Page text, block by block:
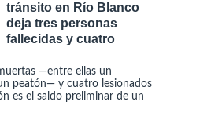
tránsito en Río Blanco
deja tres personas
fallecidas y cuatro
—entre ellas un
peatón— y cuatro lesionados
es el saldo preliminar de un